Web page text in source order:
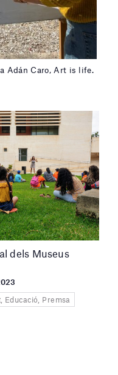
Adán Caro, Art is life.
dels Museus
Premsa